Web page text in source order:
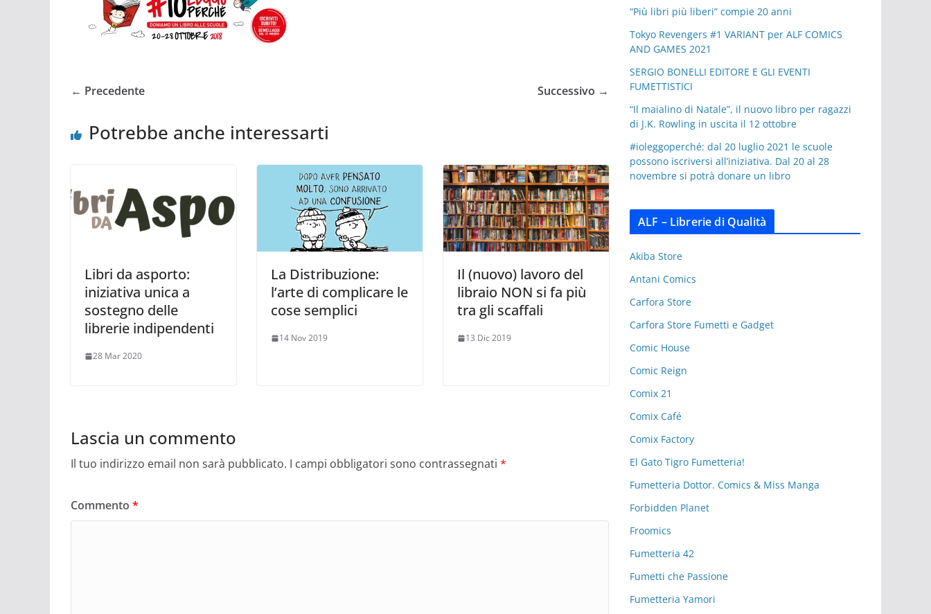
← Precedente Successivo →
Potrebbe anche interessarti
Libri da asporto:
iniziativa unica a
sostegno delle
librerie indipendenti
28 Mar 2020
La Distribuzione:
l’arte di complicare le
cose semplici
14 Nov 2019
Il (nuovo) lavoro del
libraio NON si fa più
tra gli scaffali
13 Dic 2019
Lascia un commento
Il tuo indirizzo email non sarà pubblicato. I campi obbligatori sono contrassegnati *
Commento *
“Più libri più liberi” compie 20 anni
Tokyo Revengers #1 VARIANT per ALF COMICS
AND GAMES 2021
SERGIO BONELLI EDITORE E GLI EVENTI
FUMETTISTICI
“Il maialino di Natale”, il nuovo libro per ragazzi
di J.K. Rowling in uscita il 12 ottobre
#ioleggoperché: dal 20 luglio 2021 le scuole
possono iscriversi all’iniziativa. Dal 20 al 28
novembre si potrà donare un libro
ALF – Librerie di Qualità
Akiba Store
Antani Comics
Carfora Store
Carfora Store Fumetti e Gadget
Comic House
Comic Reign
Comix 21
Comix Café
Comix Factory
El Gato Tigro Fumetteria!
Fumetteria Dottor. Comics & Miss Manga
Forbidden Planet
Froomics
Fumetteria 42
Fumetti che Passione
Fumetteria Yamori